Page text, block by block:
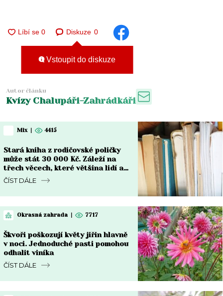
Diskuze 0
Vstoupit do diskuze
Autor článku
Kvízy Chalupáři-Zahrádkáři
Mix 4415
Stará kniha z rodičovské poličky
může stát 30 000 Kč. Záleží na
třech věcech, které většina lidí ani
nekontroluje
ČÍST DÁLE
Okrasná zahrada 7717
Škvoři poškozují květy jiřin hlavně
v noci. Jednoduché pasti pomohou
odhalit viníka
ČÍST DÁLE